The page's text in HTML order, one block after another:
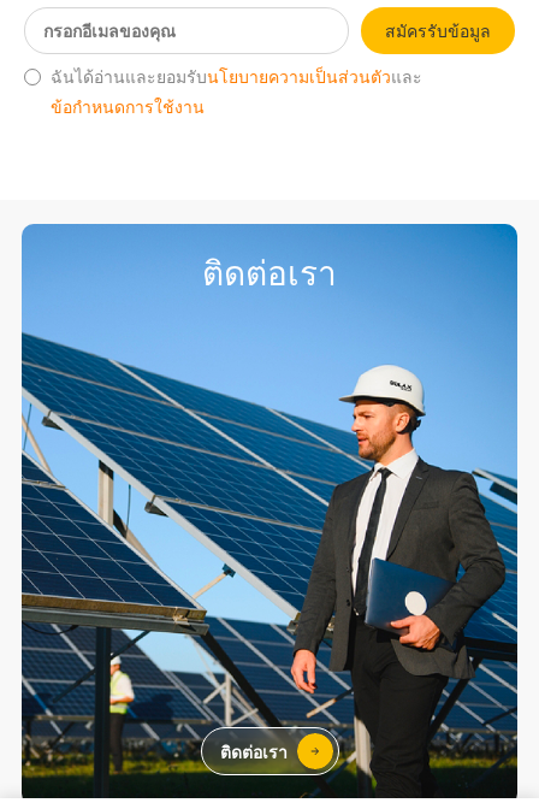
สมัครรับข้อมูล
ฉันได้อ่านและยอมรับนโยบายความเป็นส่วนตัวและ
ข้อกำหนดการใช้งาน
ติดต่อเรา
ติดต่อเรา